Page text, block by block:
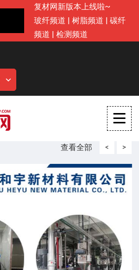
复材网新版本上线啦~
玻纤频道 | 树脂频道 | 碳纤
频道 | 检测频道
查看全部 < >